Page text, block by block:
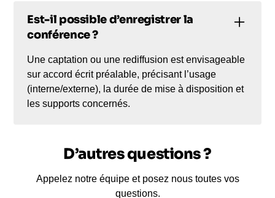
Est-il possible d’enregistrer la
conférence ?
Une captation ou une rediffusion est envisageable
sur accord écrit préalable, précisant l’usage
(interne/externe), la durée de mise à disposition et
les supports concernés.
D’autres questions ?
Appelez notre équipe et posez nous toutes vos
questions.